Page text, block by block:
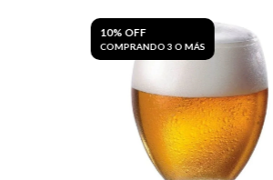
10% OFF
COMPRANDO 3 O MÁS